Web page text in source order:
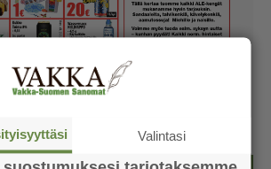
Valintasi